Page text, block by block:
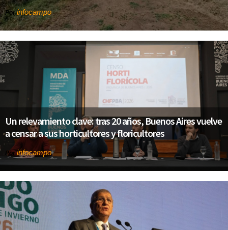
Porinfocampo
Un relevamiento clave: tras 20 años, Buenos Aires vuelve
a censar a sus horticultores y floricultores
Porinfocampo